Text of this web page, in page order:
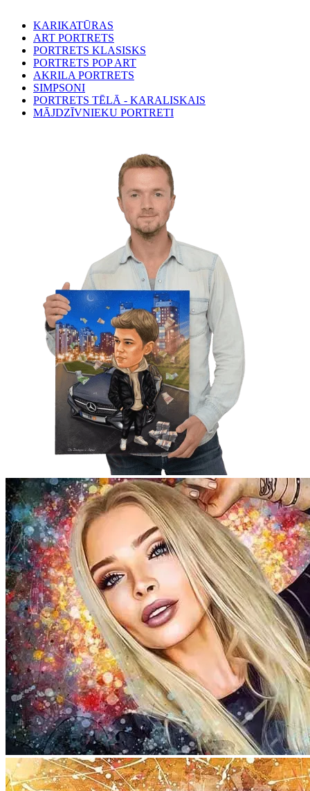
KARIKATŪRAS
ART PORTRETS
PORTRETS KLASISKS
PORTRETS POP ART
AKRILA PORTRETS
SIMPSONI
PORTRETS TĒLĀ - KARALISKAIS
MĀJDZĪVNIEKU PORTRETI